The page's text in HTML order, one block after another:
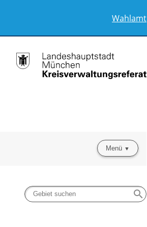
Wahlamt
Menü
search